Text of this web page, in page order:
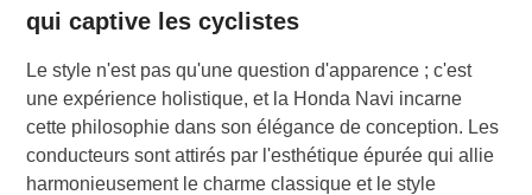
qui captive les cyclistes
Le style n'est pas qu'une question d'apparence ; c'est
une expérience holistique, et la Honda Navi incarne
cette philosophie dans son élégance de conception. Les
conducteurs sont attirés par l'esthétique épurée qui allie
harmonieusement le charme classique et le style